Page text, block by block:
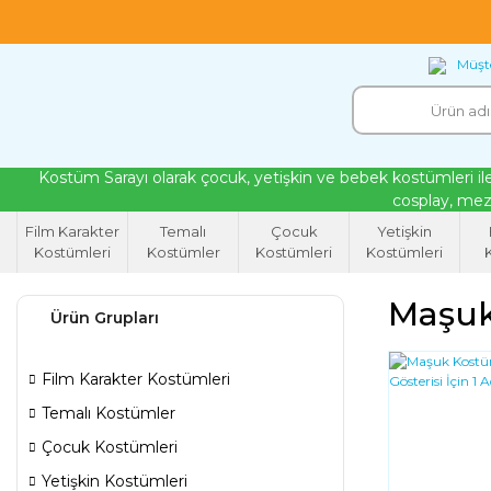
Kostüm Sarayı olarak çocuk, yetişkin ve bebek kostümleri
cosplay,
Film Karakter
Kostümleri
Temalı
Kostümler
Çocuk
Kostümleri
Yetişkin
Kostümleri
Ürün Grupları
Film Karakter Kostümleri
Temalı Kostümler
Çocuk Kostümleri
Yetişkin Kostümleri